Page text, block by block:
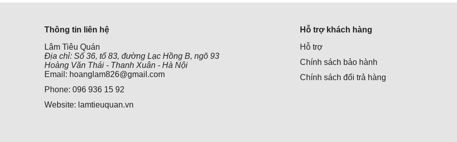
Thông tin liên hệ
Lâm Tiêu Quán
Địa chỉ: Số 36, tổ 83, đường Lạc Hồng B, ngõ 93
Hoàng Văn Thái - Thanh Xuân - Hà Nội
Email: hoanglam826@gmail.com
Phone: 096 936 15 92
Website: lamtieuquan.vn
Hỗ trợ khách hàng
Hỗ trợ
Chính sách bảo hành
Chính sách đổi trả hàng